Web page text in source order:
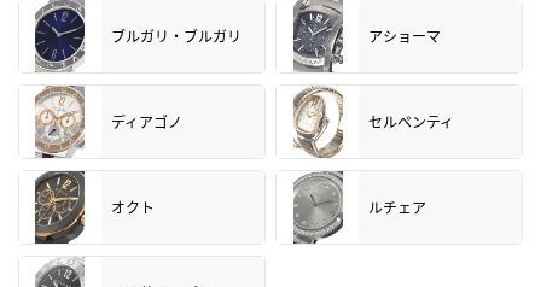
ブルガリ・ブルガリ アショーマ
ディアゴノ セルペンティ
オクト ルチェア